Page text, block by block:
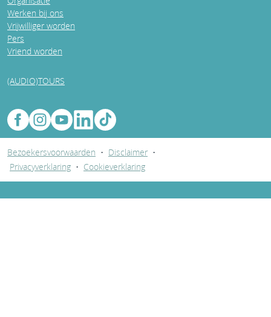
Werken bij ons
Vrijwilliger worden
Pers
Vriend worden
(AUDIO)TOURS
Bezoekersvoorwaarden • Disclaimer •
Privacyverklaring • Cookieverklaring